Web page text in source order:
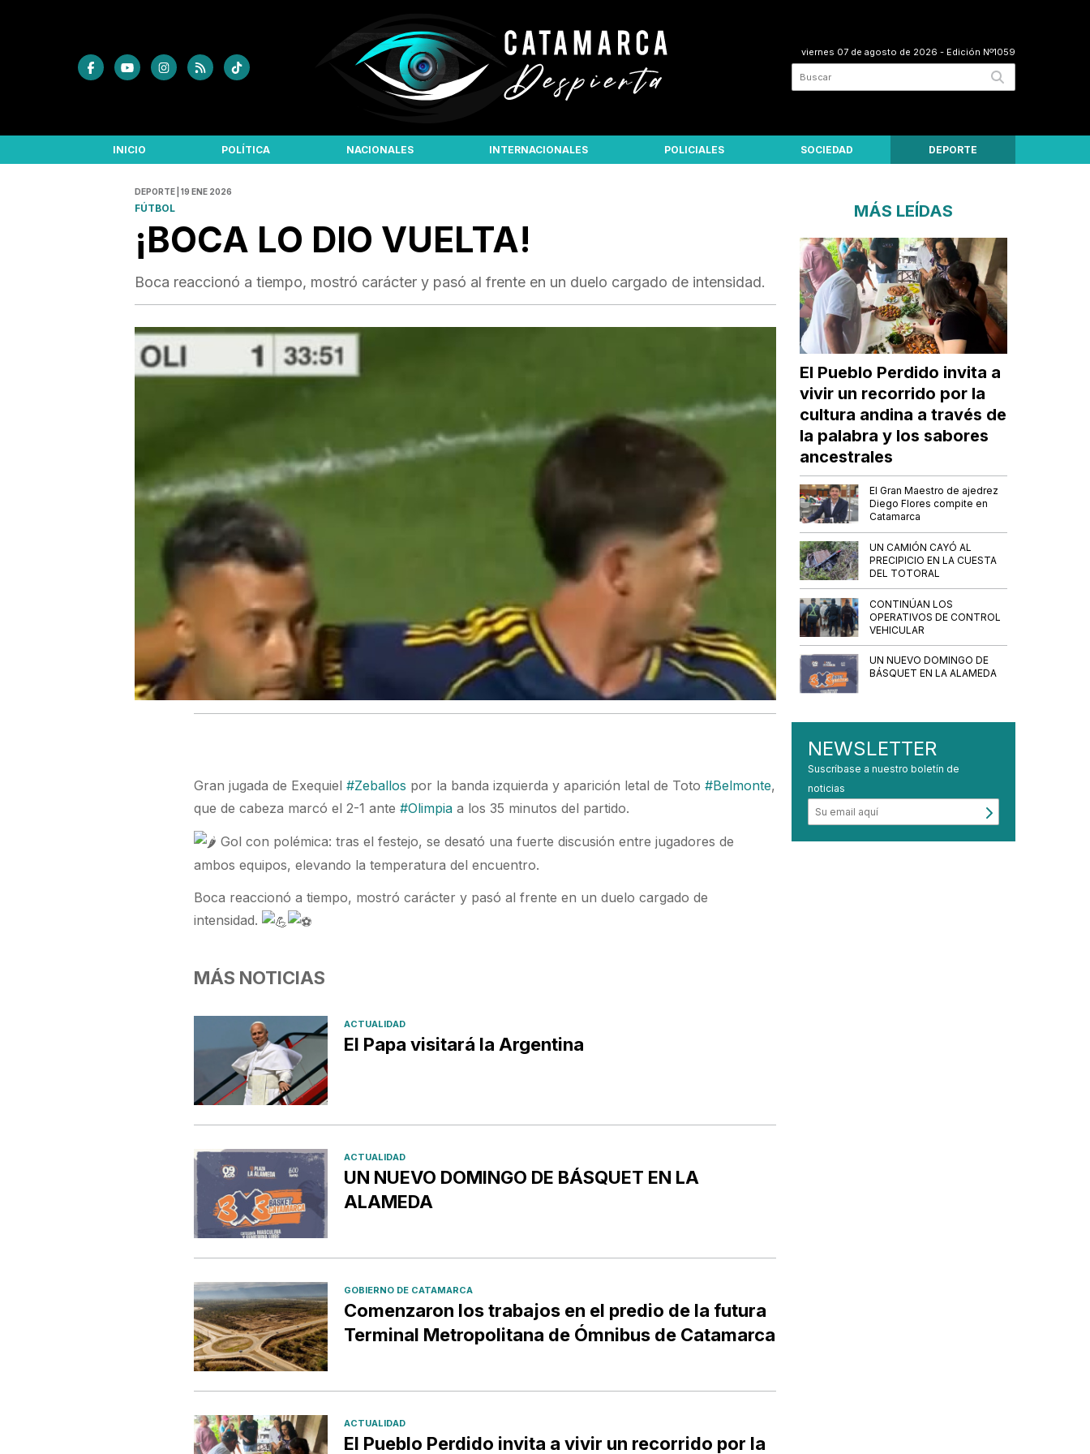
viernes 07 de agosto de 2026 - Edición Nº1059
INICIO POLÍTICA NACIONALES INTERNACIONALES POLICIALES SOCIEDAD DEPORTE
DEPORTE | 19 ENE 2026
FÚTBOL
¡BOCA LO DIO VUELTA!
Boca reaccionó a tiempo, mostró carácter y pasó al frente en un duelo cargado de intensidad.
Gran jugada de Exequiel#Zeballos por la banda izquierda y aparición letal de Toto#Belmonte,
que de cabeza marcó el 2-1 ante#Olimpia a los 35 minutos del partido.
Gol con polémica: tras el festejo, se desató una fuerte discusión entre jugadores de
ambos equipos, elevando la temperatura del encuentro.
Boca reaccionó a tiempo, mostró carácter y pasó al frente en un duelo cargado de
intensidad.
MÁS NOTICIAS
ACTUALIDAD
El Papa visitará la Argentina
ACTUALIDAD
UN NUEVO DOMINGO DE BÁSQUET EN LA
ALAMEDA
GOBIERNO DE CATAMARCA
Comenzaron los trabajos en el predio de la futura
Terminal Metropolitana de Ómnibus de Catamarca
ACTUALIDAD
El Pueblo Perdido invita a vivir un recorrido por la
MÁS LEÍDAS
El Pueblo Perdido invita a
vivir un recorrido por la
cultura andina a través de
la palabra y los sabores
ancestrales
El Gran Maestro de ajedrez
Diego Flores compite en
Catamarca
UN CAMIÓN CAYÓ AL
PRECIPICIO EN LA CUESTA
DEL TOTORAL
CONTINÚAN LOS
OPERATIVOS DE CONTROL
VEHICULAR
UN NUEVO DOMINGO DE
BÁSQUET EN LA ALAMEDA
NEWSLETTER
Suscríbase a nuestro boletín de
noticias